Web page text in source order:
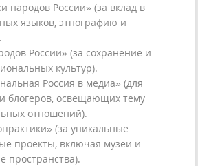
народов России» (за вклад в
языков, этнографию и
России» (за сохранение и
культур).
Россия в медиа» (для
блогеров, освещающих тему
отношений).
(за уникальные
проекты, включая музеи и
пространства).